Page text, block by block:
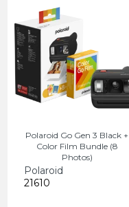
Polaroid Go Gen 3 Black +
Color Film Bundle (8
Photos)
Polaroid
21610